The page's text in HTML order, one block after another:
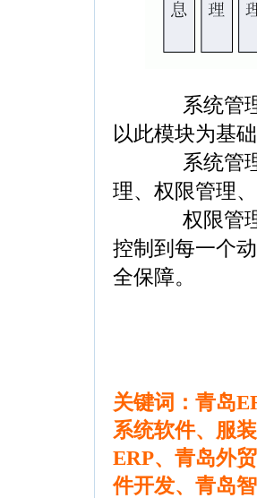
系统管理模
以此模块为基
系统管理模
理、权限管理
权限管理中
控制到每一个
全保障。
关键词：青岛
系统软件、服
ERP、青岛外
件开发、青岛